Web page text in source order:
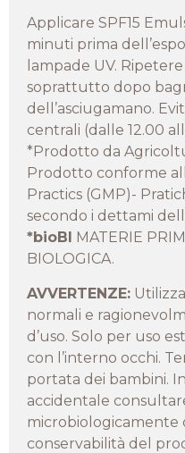
Applicare SPF15
minuti prima
lampade UV.
soprattutto dopo
dell’asciugamano.
centrali (dalle 12.00
*Prodotto da
Prodotto conforme
Practics (GMP)-
secondo i dettami
*bioBI MATERIE
BIOLOGICA.
AVVERTENZE:
normali e
d’uso. Solo per uso
con l’interno occhi.
portata dei bambini.
accidentale
microbiologicamente
conservabilità del